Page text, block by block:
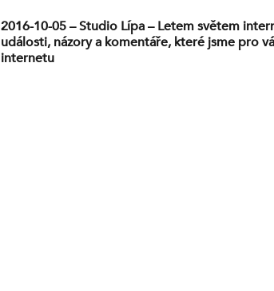
2016-10-05 – Studio Lípa – Letem světem
události, názory a komentáře, které jsme pro
internetu